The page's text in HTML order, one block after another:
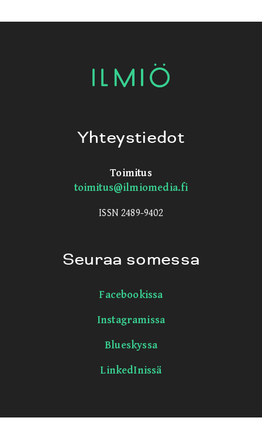
Yhteystiedot
Toimitus
toimitus@ilmiomedia.fi
ISSN 2489-9402
Seuraa somessa
Facebookissa
Instagramissa
Blueskyssa
LinkedInissä